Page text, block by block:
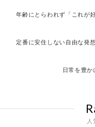
年齢にとらわれず「これが
定番に安住しない自由な発
日常を豊